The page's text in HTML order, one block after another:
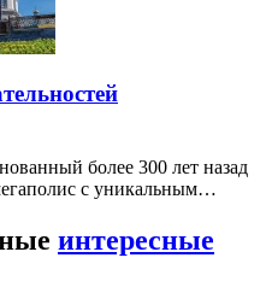
более 300 лет назад
с уникальным…
интересные